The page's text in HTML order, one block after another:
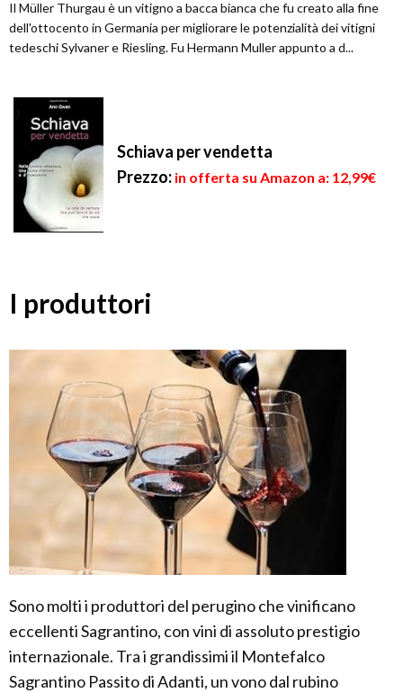
Il Müller Thurgau è un vitigno a bacca bianca che fu creato alla fine
dell'ottocento in Germania per migliorare le potenzialità dei vitigni
tedeschi Sylvaner e Riesling. Fu Hermann Muller appunto a d...
Schiava per vendetta
Prezzo: in offerta su Amazon a: 12,99€
I produttori
Sono molti i produttori del perugino che vinificano
eccellenti Sagrantino, con vini di assoluto prestigio
internazionale. Tra i grandissimi il Montefalco
Sagrantino Passito di Adanti, un vono dal rubino